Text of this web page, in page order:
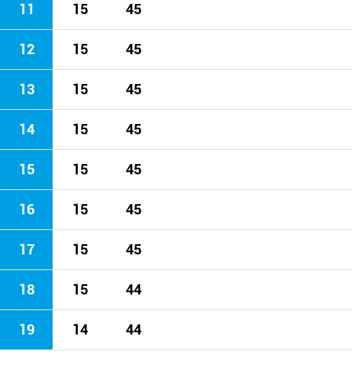
11 15 45
12 15 45
13 15 45
14 15 45
15 15 45
16 15 45
17 15 45
18 15 44
19 14 44